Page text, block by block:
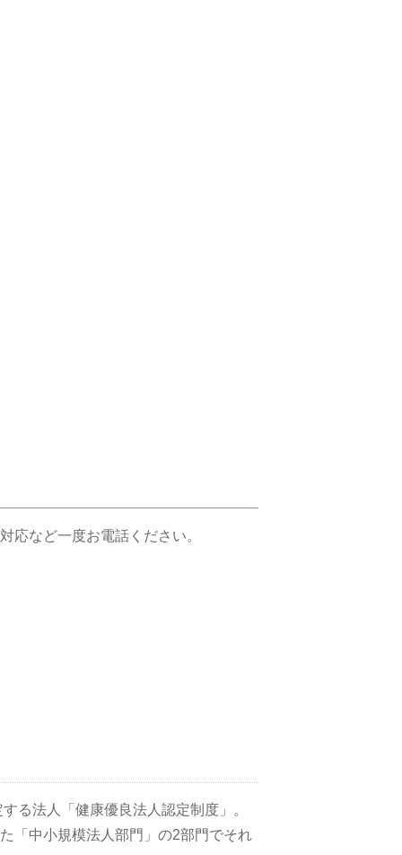
応など一度お電話ください。
る法人「健康優良法人認定制度」。
「中小規模法人部門」の2部門でそれ